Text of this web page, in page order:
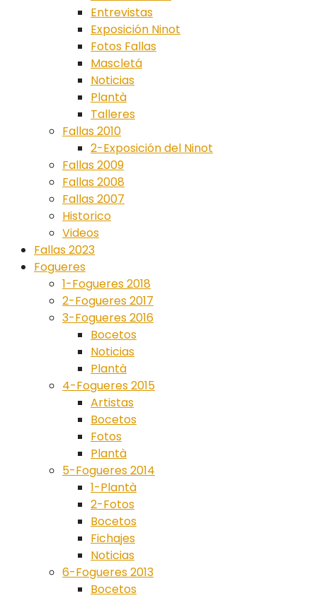
Entrevistas
Exposición Ninot
Fotos Fallas
Mascletá
Noticias
Plantà
Talleres
Fallas 2010
2-Exposición del Ninot
Fallas 2009
Fallas 2008
Fallas 2007
Historico
Videos
Fallas 2023
Fogueres
1-Fogueres 2018
2-Fogueres 2017
3-Fogueres 2016
Bocetos
Noticias
Plantà
4-Fogueres 2015
Artistas
Bocetos
Fotos
Plantà
5-Fogueres 2014
1-Plantà
2-Fotos
Bocetos
Fichajes
Noticias
6-Fogueres 2013
Bocetos